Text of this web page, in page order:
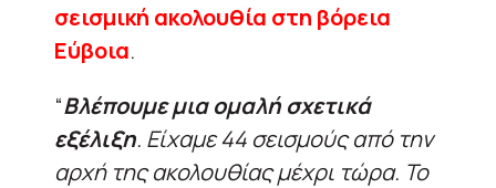
σεισμική ακολουθία στη βόρεια
Εύβοια.
“Βλέπουμε μια ομαλή σχετικά
εξέλιξη. Είχαμε 44 σεισμούς από την
αρχή της ακολουθίας μέχρι τώρα. Το